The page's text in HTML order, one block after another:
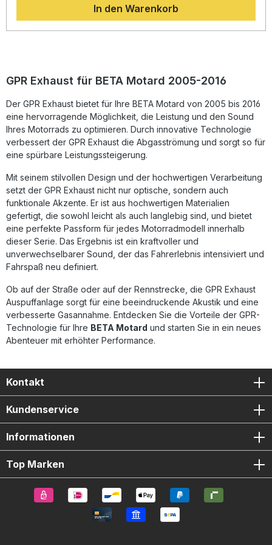
kraftvolle, aber dennoch legale Soundkulisse – dank der
europäischen Homologation und des herausnehmbaren
db-Killers. Die italienische Fertigung steht für Qualität und
unkompliziert, kann aber zur Gewährleistung einer
optimalen Passform von einer Fachwerkstatt durchgeführt
gemäß EU-Norm Herausnehmbarer db-Killer für
anpassbaren Sound Deutliche Gewichtseinsparung
gegenüber Serienauspuff Verbesserte Leistung und
Drehmomententfaltung Plug-&-Play Montage,
fahrzeugspezifisches Zubehör inklusive Lieferumfang: GPR
Furore-X Inox Slip-On Auspuff Link Pipe und Katalysator
Herausnehmbarer db-Killer Fahrzeugspezifische
Halterungen Montagezubehör
In den Warenkorb
GPR Exhaust für BETA Motard 2005-2016
Der GPR Exhaust bietet für Ihre BETA Motard von 2005 bis 2016
eine hervorragende Möglichkeit, die Leistung und den Sound
Ihres Motorrads zu optimieren. Durch innovative Technologie
verbessert der GPR Exhaust die Abgasströmung und sorgt so für
eine spürbare Leistungssteigerung.
Mit seinem stilvollen Design und der hochwertigen Verarbeitung
setzt der GPR Exhaust nicht nur optische, sondern auch
funktionale Akzente. Er ist aus hochwertigen Materialien
gefertigt, die sowohl leicht als auch langlebig sind, und bietet
eine perfekte Passform für jedes Motorradmodell innerhalb
dieser Serie. Das Ergebnis ist ein kraftvoller und
unverwechselbarer Sound, der das Fahrerlebnis intensiviert und
Fahrspaß neu definiert.
Ob auf der Straße oder auf der Rennstrecke, die GPR Exhaust
Auspuffanlage sorgt für eine beeindruckende Akustik und eine
verbesserte Gasannahme. Entdecken Sie die Vorteile der GPR-
Technologie für Ihre BETA Motard und starten Sie in ein neues
Abenteuer mit erhöhter Performance.
Kontakt
Kundenservice
Informationen
Top Marken